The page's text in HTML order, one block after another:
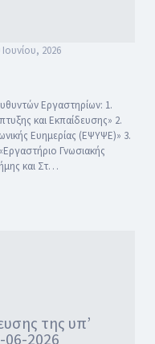
Ιουνίου, 2026
Εργαστηρίων: 1.
και Εκπαίδευσης» 2.
Ευημερίας (ΕΨΥΨΕ)» 3.
Γνωσιακής
και Στ…
της υπ’
06-2026